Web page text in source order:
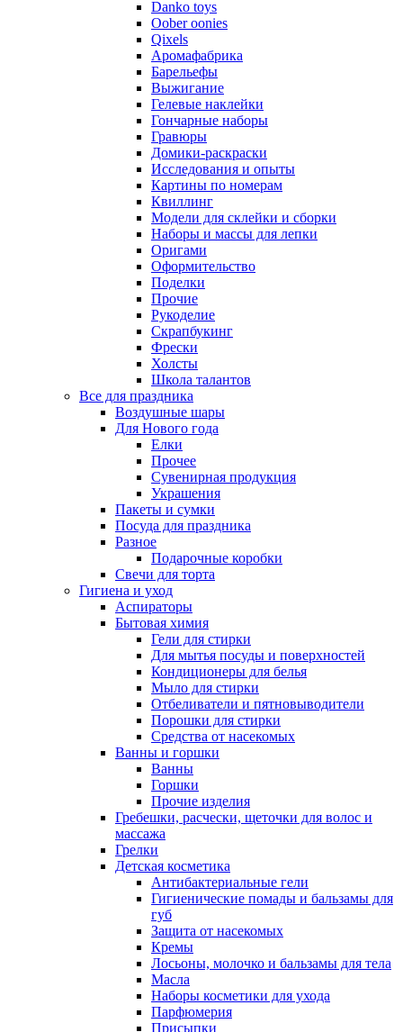
Danko toys
Oober oonies
Qixels
Аромафабрика
Барельефы
Выжигание
Гелевые наклейки
Гончарные наборы
Гравюры
Домики-раскраски
Исследования и опыты
Картины по номерам
Квиллинг
Модели для склейки и сборки
Наборы и массы для лепки
Оригами
Оформительство
Поделки
Прочие
Рукоделие
Скрапбукинг
Фрески
Холсты
Школа талантов
Все для праздника
Воздушные шары
Для Нового года
Елки
Прочее
Сувенирная продукция
Украшения
Пакеты и сумки
Посуда для праздника
Разное
Подарочные коробки
Свечи для торта
Гигиена и уход
Аспираторы
Бытовая химия
Гели для стирки
Для мытья посуды и поверхностей
Кондиционеры для белья
Мыло для стирки
Отбеливатели и пятновыводители
Порошки для стирки
Средства от насекомых
Ванны и горшки
Ванны
Горшки
Прочие изделия
Гребешки, расчески, щеточки для волос и
массажа
Грелки
Детская косметика
Антибактериальные гели
Гигиенические помады и бальзамы для
губ
Защита от насекомых
Кремы
Лосьоны, молочко и бальзамы для тела
Масла
Наборы косметики для ухода
Парфюмерия
Присыпки